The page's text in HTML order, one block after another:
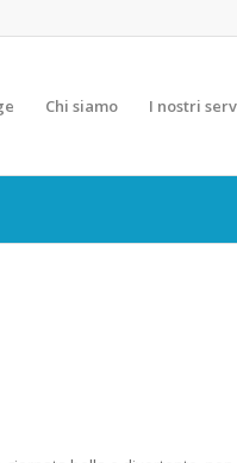
Chi siamo I nostri